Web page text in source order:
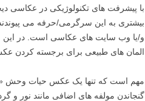
با پیشرفت های تکنولوژیکی در عکاسی
بیشتری به این سرگرمی/حرفه می
و/یا وب سایت های عکاسی است. در این
المان های طبیعی برای برجسته
مهم است که تنها یک عکس حیات وحش
گنجاندن مولفه های اضافی مانند نور و